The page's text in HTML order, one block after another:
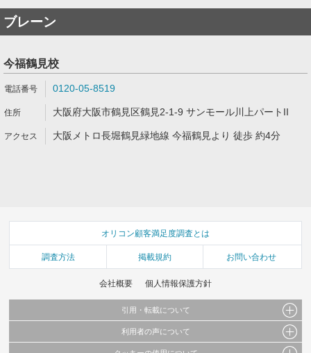
ブレーン
今福鶴見校
0120-05-8519
大阪府大阪市鶴見区鶴見2-1-9 サンモール川上パートII
大阪メトロ長堀鶴見緑地線 今福鶴見より 徒歩 約4分
オリコン顧客満足度調査とは
調査方法 掲載規約 お問い合わせ
会社概要 個人情報保護方針
引用・転載について
当サイトで公開されている情報（文字、写真、イラスト、画像データ等）及びこれらの配
利用者の声について